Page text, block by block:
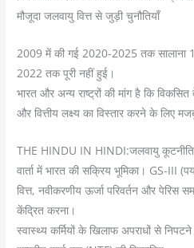
मौजूदा जलवायु वित्त से जुड़ी चुनौतियाँ
2009 में की गई 2020-2025 तक सालाना
2022 तक पूरी नहीं हुई।
भारत और अन्य राष्ट्रों की मांग है कि
और वित्तीय लक्ष्य का विस्तार करने के लिए
THE HINDU IN HINDI:जलवायु
वार्ता में भारत की सक्रिय भूमिका। GS-III
वित्त, नवीकरणीय ऊर्जा परिवर्तन और पेरिस
केंद्रित करना।
स्वास्थ्य कर्मियों के खिलाफ अपराधों से